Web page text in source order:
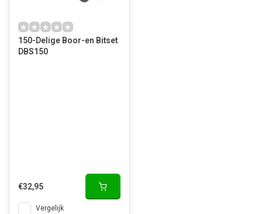
150-Delige Boor-en Bitset
DBS150
€32,95
Vergelijk